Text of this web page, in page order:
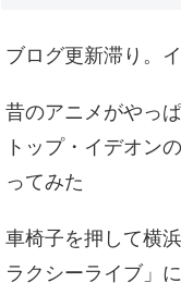
ブログ更新滞り。
昔のアニメがやっ
トップ・イデオン
ってみた
車椅子を押して横
ラクシーライブ」